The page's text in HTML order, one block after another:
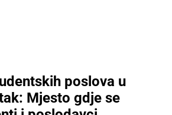
poslova u
Mjesto gdje se